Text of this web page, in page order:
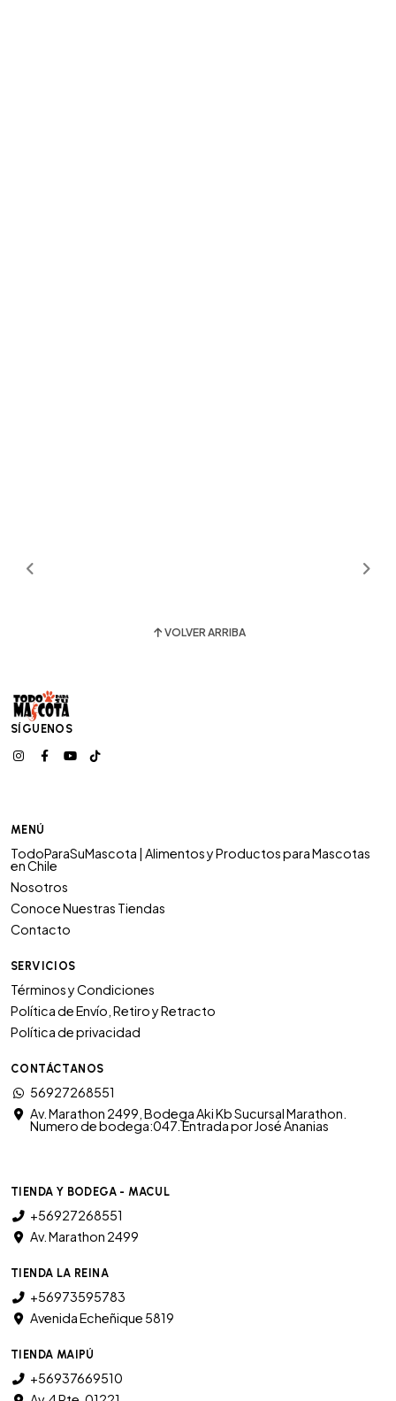
VOLVER ARRIBA
SÍGUENOS
MENÚ
TodoParaSuMascota | Alimentos y Productos para Mascotas
en Chile
Nosotros
Conoce Nuestras Tiendas
Contacto
SERVICIOS
Términos y Condiciones
Política de Envío, Retiro y Retracto
Política de privacidad
CONTÁCTANOS
56927268551
Av. Marathon 2499, Bodega Aki Kb Sucursal Marathon.
Numero de bodega:047. Entrada por José Ananias
TIENDA Y BODEGA - MACUL
+56927268551
Av. Marathon 2499
TIENDA LA REINA
+56973595783
Avenida Echeñique 5819
TIENDA MAIPÚ
+56937669510